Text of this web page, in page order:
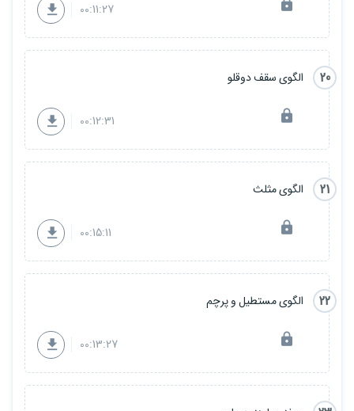
00:11:27
20 الگوی سقف دوقلو
00:12:31
21 الگوی مثلث
00:15:11
22 الگوی مستطیل و پرچم
00:13:27